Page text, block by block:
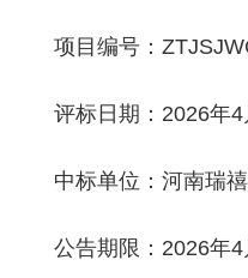
项目编号：
评标日期：2026年4
中标单位：河南瑞
公告期限：2026年